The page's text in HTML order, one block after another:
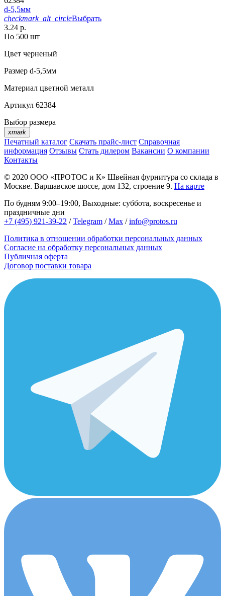
d-5,5мм
checkmark_alt_circleВыбрать
3.24 р.
По 500 шт
Цвет черненый
Размер d-5,5мм
Материал цветной металл
Артикул 62384
Выбор размера
xmark
Печатный каталог Скачать прайс-лист Справочная
информация Отзывы Стать дилером Вакансии О компании
Контакты
© 2020 ООО «ПРОТОС и К» Швейная фурнитура со склада в
Москве. Варшавское шоссе, дом 132, строение 9. На карте
По будням 9:00–19:00, Выходные: суббота, воскресенье и
праздничные дни
+7 (495) 921-39-22 /Telegram /Max /info@protos.ru
Политика в отношении обработки персональных данных
Согласие на обработку персональных данных
Публичная оферта
Договор поставки товара